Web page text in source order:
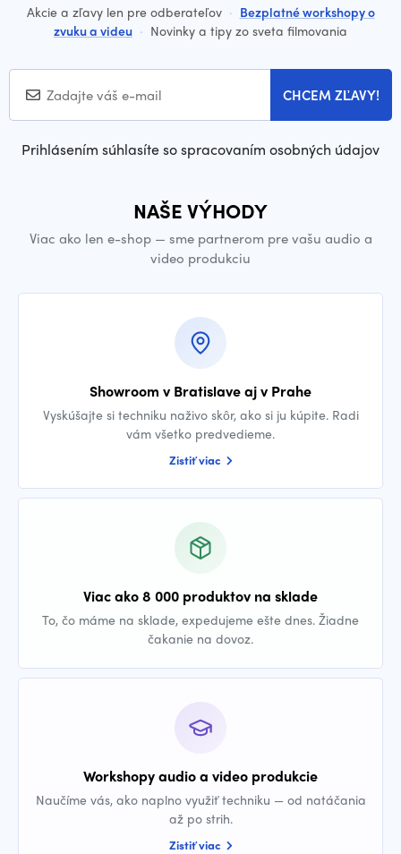
Akcie a zľavy len pre odberateľov · Bezplatné workshopy o
zvuku a videu · Novinky a tipy zo sveta filmovania
CHCEM ZĽAVY!
Prihlásením súhlasíte so spracovaním osobných údajov
NAŠE VÝHODY
Viac ako len e-shop — sme partnerom pre vašu audio a
video produkciu
Showroom v Bratislave aj v Prahe
Vyskúšajte si techniku naživo skôr, ako si ju kúpite. Radi
vám všetko predvedieme.
Zistiť viac
Viac ako 8 000 produktov na sklade
To, čo máme na sklade, expedujeme ešte dnes. Žiadne
čakanie na dovoz.
Workshopy audio a video produkcie
Naučíme vás, ako naplno využiť techniku — od natáčania
až po strih.
Zistiť viac